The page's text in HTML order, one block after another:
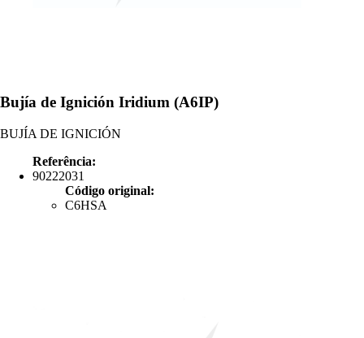
Bujía de Ignición Iridium (A6IP)
BUJÍA DE IGNICIÓN
Referência:
90222031
Código original:
C6HSA